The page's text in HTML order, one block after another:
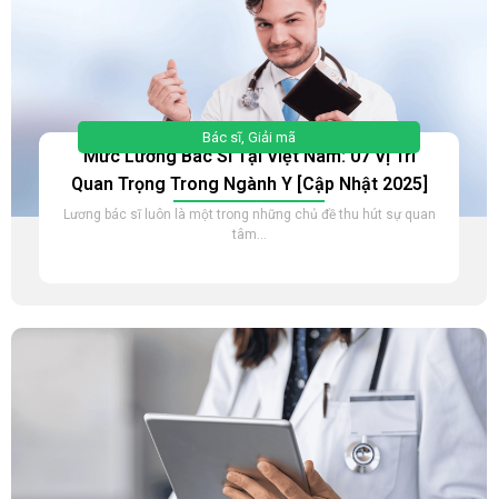
Bác sĩ, Giải mã
Mức Lương Bác Sĩ Tại Việt Nam: 07 Vị Trí
Quan Trọng Trong Ngành Y [Cập Nhật 2025]
Lương bác sĩ luôn là một trong những chủ đề thu hút sự quan
tâm...